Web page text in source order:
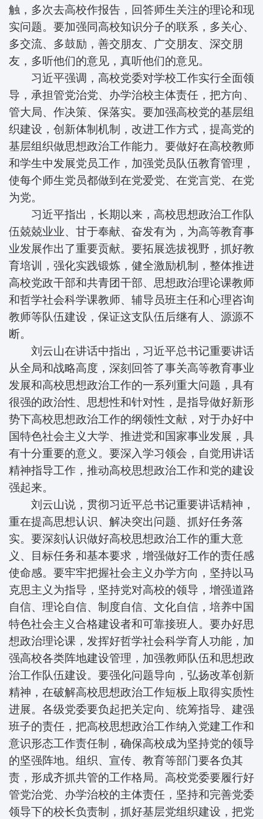
触，多次去高校作报告，回答师生关注的理论和现
实问题。要加强同高校知识分子的联系，多关心、
多交流、多鼓励，善交朋友、广交朋友、深交朋
友，多听他们的意见，真听他们的意见。
习近平强调，高校党委对学校工作实行全面领
导，承担管党治党、办学治校主体责任，把方向、
管大局、作决策、保落实。要加强高校党的基层组
织建设，创新体制机制，改进工作方式，提高党的
基层组织做思想政治工作能力。要做好在高校教师
和学生中发展党员工作，加强党员队伍教育管理，
使每个师生党员都做到在党爱党、在党言党、在党
为党。
习近平指出，长期以来，高校思想政治工作队
伍兢兢业业、甘于奉献、奋发有为，为高等教育事
业发展作出了重要贡献。要拓展选拔视野，抓好教
育培训，强化实践锻炼，健全激励机制，整体推进
高校党政干部和共青团干部、思想政治理论课教师
和哲学社会科学课教师、辅导员班主任和心理咨询
教师等队伍建设，保证这支队伍后继有人、源源不
断。
刘云山在讲话中指出，习近平总书记重要讲话
从全局和战略高度，深刻回答了事关高等教育事业
发展和高校思想政治工作的一系列重大问题，具有
很强的政治性、思想性和针对性，是指导做好新形
势下高校思想政治工作的纲领性文献，对于办好中
国特色社会主义大学、推进党和国家事业发展，具
有十分重要的意义。要深入学习领会，自觉用讲话
精神指导工作，推动高校思想政治工作和党的建设
强起来。
刘云山说，贯彻习近平总书记重要讲话精神，
重在提高思想认识、解决突出问题、抓好任务落
实。要深刻认识做好高校思想政治工作的重大意
义、目标任务和基本要求，增强做好工作的责任感
使命感。要牢牢把握社会主义办学方向，坚持以马
克思主义为指导，坚持党对高校的领导，增强道路
自信、理论自信、制度自信、文化自信，培养中国
特色社会主义合格建设者和可靠接班人。要办好思
想政治理论课，发挥好哲学社会科学育人功能，加
强高校各类阵地建设管理，加强教师队伍和思想政
治工作队伍建设。要强化问题导向，弘扬改革创新
精神，在破解高校思想政治工作短板上取得实质性
进展。各级党委要负起把关定向、统筹指导、建强
班子的责任，把高校思想政治工作纳入党建工作和
意识形态工作责任制，确保高校成为坚持党的领导
的坚强阵地。组织、宣传、教育等部门要各负其
责，形成齐抓共管的工作格局。高校党委要履行好
管党治党、办学治校的主体责任，坚持和完善党委
领导下的校长负责制，抓好基层党组织建设，把党